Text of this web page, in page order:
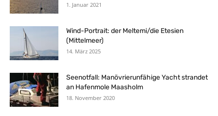
1. Januar 2021
Wind-Portrait: der Meltemi/die Etesien
(Mittelmeer)
14. März 2025
Seenotfall: Manövrierunfähige Yacht strandet
an Hafenmole Maasholm
18. November 2020